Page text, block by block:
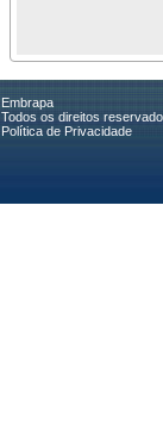
Embrapa
Todos os direitos
Política de Privacidade